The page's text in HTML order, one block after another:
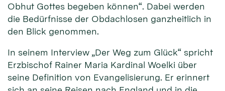
Obhut Gottes begeben können“. Dabei werden
die Bedürfnisse der Obdachlosen ganzheitlich in
den Blick genommen.
In seinem Interview „Der Weg zum Glück“ spricht
Erzbischof Rainer Maria Kardinal Woelki über
seine Definition von Evangelisierung. Er erinnert